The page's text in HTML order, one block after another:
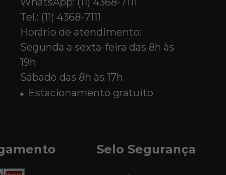
Tel.: (11) 4368-7111
Horário de atendimento:
Segunda a sexta-feira das 8h às
19h
Sábado das 8h às 17h
Estacionamento gratuito
Selo Segurança